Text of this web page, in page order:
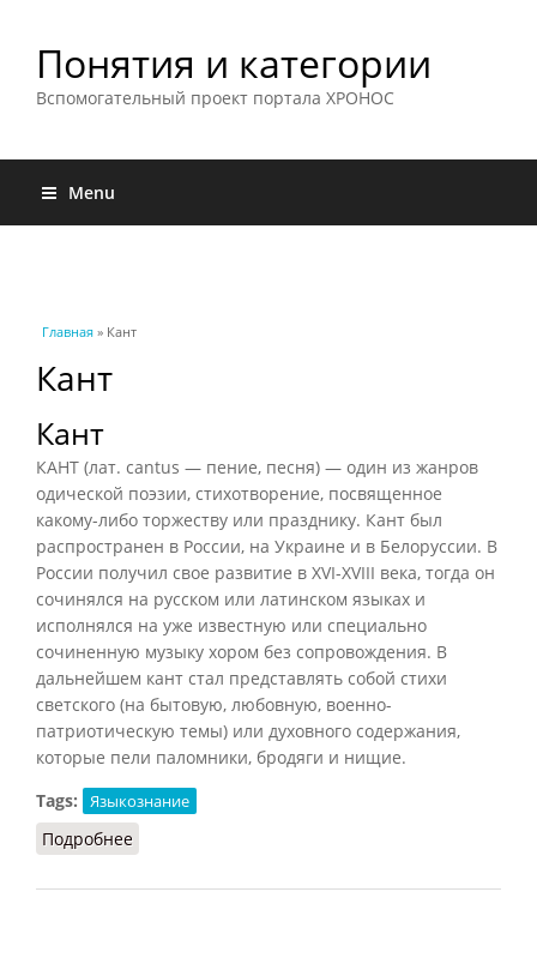
Понятия и категории
Вспомогательный проект портала ХРОНОС
Menu
Вы здесь
Главная » Кант
Кант
Кант
КАНТ (лат. cantus — пение, песня) — один из жанров
одической поэзии, стихотворение, посвященное
какому-либо торжеству или празднику. Кант был
распространен в России, на Украине и в Белоруссии. В
России получил свое развитие в XVI-XVIII века, тогда он
сочинялся на русском или латинском языках и
исполнялся на уже известную или специально
сочиненную музыку хором без сопровождения. В
дальнейшем кант стал представлять собой стихи
светского (на бытовую, любовную, военно-
патриотическую темы) или духовного содержания,
которые пели паломники, бродяги и нищие.
Tags:
Языкознание
Подробнее